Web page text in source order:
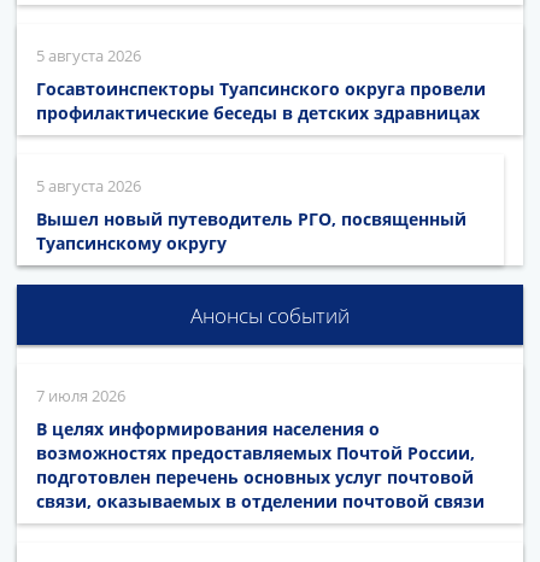
5 августа 2026
Госавтоинспекторы Туапсинского округа провели
профилактические беседы в детских здравницах
5 августа 2026
Вышел новый путеводитель РГО, посвященный
Туапсинскому округу
Анонсы событий
7 июля 2026
В целях информирования населения о
возможностях предоставляемых Почтой России,
подготовлен перечень основных услуг почтовой
связи, оказываемых в отделении почтовой связи